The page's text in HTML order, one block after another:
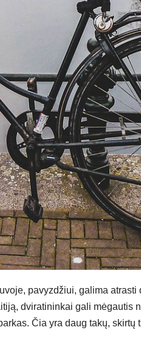
pavyzdžiui, galima
dviratininkai gali mėgautis
Čia yra daug takų, skirtų